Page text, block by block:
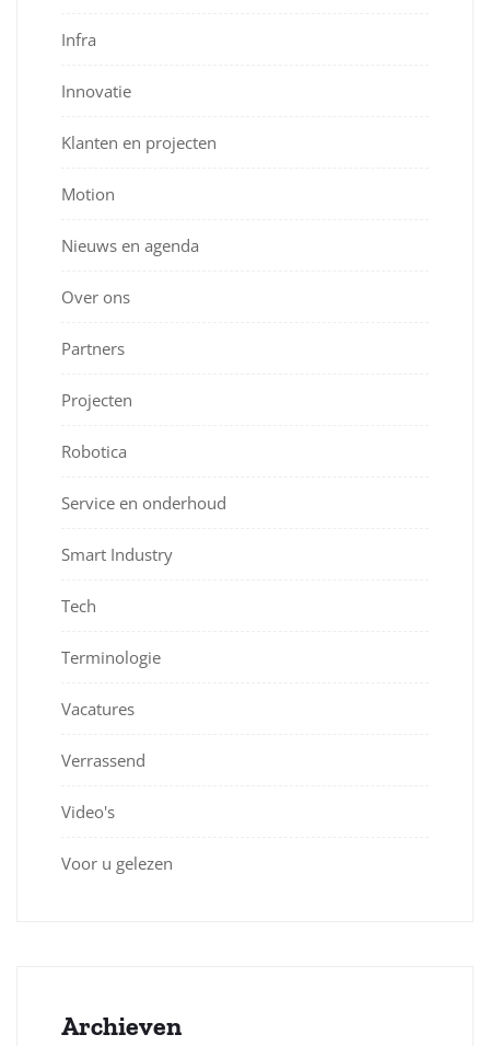
Infra
Innovatie
Klanten en projecten
Motion
Nieuws en agenda
Over ons
Partners
Projecten
Robotica
Service en onderhoud
Smart Industry
Tech
Terminologie
Vacatures
Verrassend
Video's
Voor u gelezen
Archieven